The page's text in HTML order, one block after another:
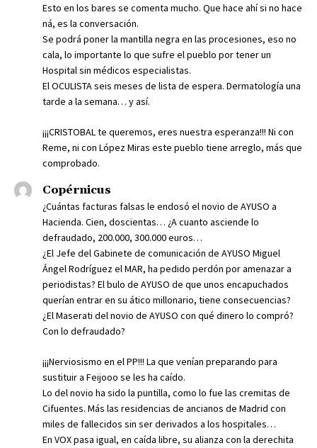
Esto en los bares se comenta mucho. Que hace ahí si no hace
ná, es la conversación.
Se podrá poner la mantilla negra en las procesiones, eso no
cala, lo importante lo que sufre el pueblo por tener un
Hospital sin médicos especialistas.
El OCULISTA seis meses de lista de espera. Dermatología una
tarde a la semana… y así.
¡¡¡CRISTOBAL te queremos, eres nuestra esperanza!!! Ni con
Reme, ni con López Miras este pueblo tiene arreglo, más que
comprobado.
Copérnicus
¿Cuántas facturas falsas le endosó el novio de AYUSO a
Hacienda. Cien, doscientas… ¿A cuanto asciende lo
defraudado, 200.000, 300.000 euros…
¿El Jefe del Gabinete de comunicación de AYUSO Miguel
Ángel Rodríguez el MAR, ha pedido perdón por amenazar a
periodistas? El bulo de AYUSO de que unos encapuchados
querían entrar en su ático millonario, tiene consecuencias?
¿El Maserati del novio de AYUSO con qué dinero lo compró?
Con lo defraudado?
¡¡¡Nerviosismo en el PP!!! La que venían preparando para
sustituir a Feijooo se les ha caído.
Lo del novio ha sido la puntilla, como lo fue las cremitas de
Cifuentes. Más las residencias de ancianos de Madrid con
miles de fallecidos sin ser derivados a los hospitales…
En VOX pasa igual, en caída libre, su alianza con la derechita